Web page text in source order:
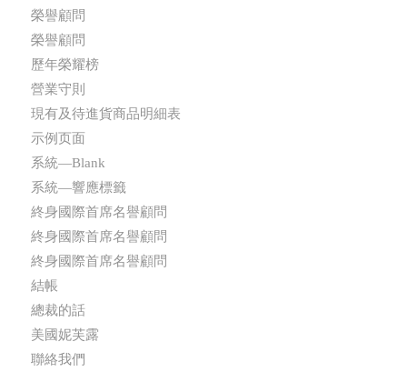
榮譽顧問
榮譽顧問
歷年榮耀榜
營業守則
現有及待進貨商品明細表
示例页面
系統—Blank
系統—響應標籤
終身國際首席名譽顧問
終身國際首席名譽顧問
終身國際首席名譽顧問
結帳
總裁的話
美國妮芙露
聯絡我們